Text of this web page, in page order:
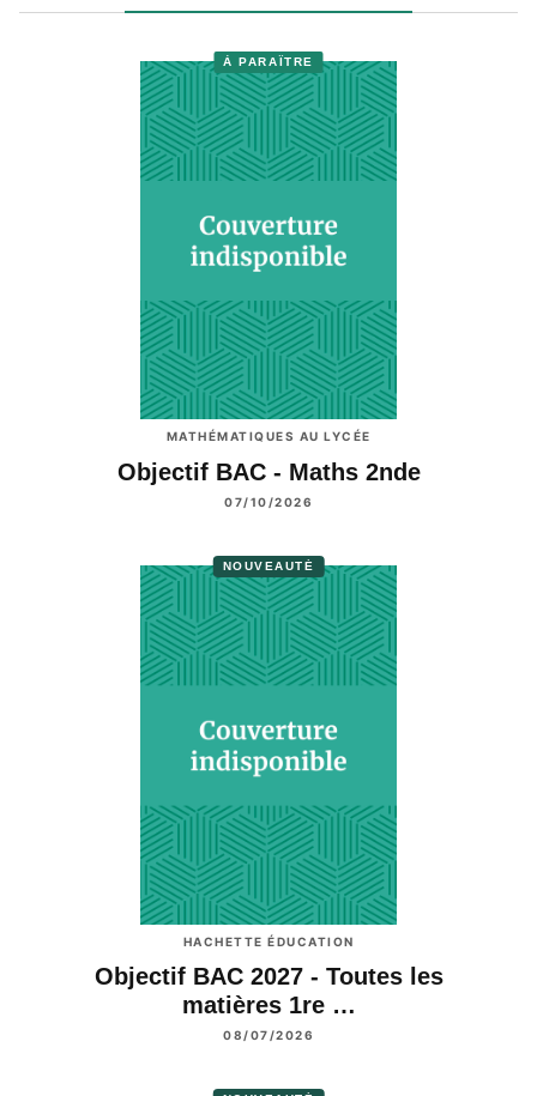
À PARAÎTRE
MATHÉMATIQUES AU LYCÉE
Objectif BAC - Maths 2nde
07/10/2026
NOUVEAUTÉ
HACHETTE ÉDUCATION
Objectif BAC 2027 - Toutes les
matières 1re …
08/07/2026